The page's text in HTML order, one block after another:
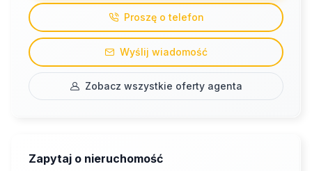
Proszę o telefon
Wyślij wiadomość
Zobacz wszystkie oferty agenta
Zapytaj o nieruchomość